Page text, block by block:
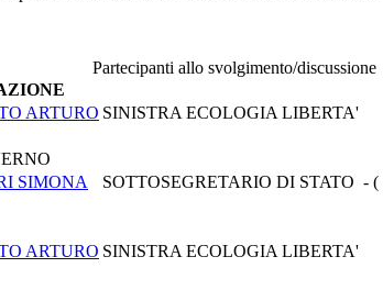
Partecipanti allo svolgimento/discussione
ARTURO SINISTRA ECOLOGIA LIBERTA'
SIMONA SOTTOSEGRETARIO DI STATO -
ARTURO SINISTRA ECOLOGIA LIBERTA'